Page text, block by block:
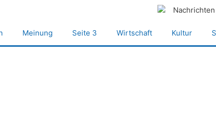
Meinung Seite 3 Wirtschaft Kultur